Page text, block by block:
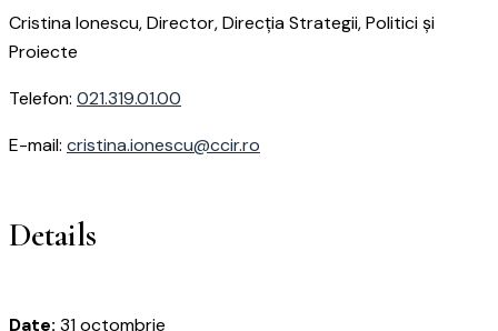
Cristina Ionescu, Director, Direcția Strategii, Politici și
Proiecte
Telefon: 021.319.01.00
E-mail: cristina.ionescu@ccir.ro
Details
Date: 31 octombrie